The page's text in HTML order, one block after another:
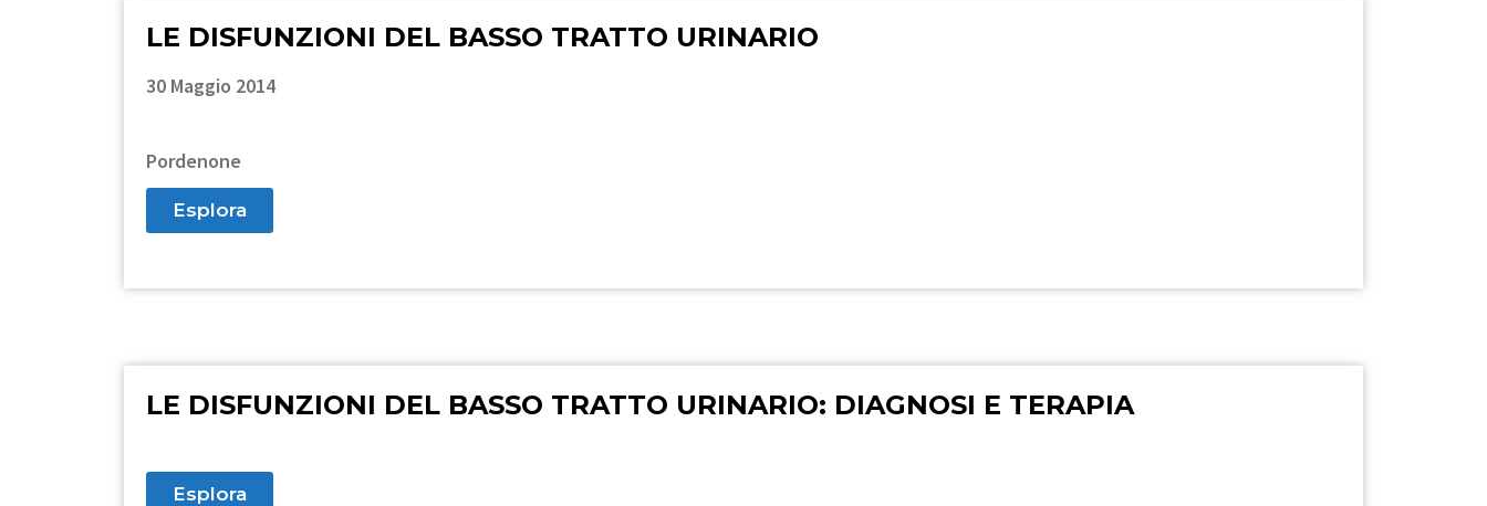
LE DISFUNZIONI DEL BASSO TRATTO URINARIO
30 Maggio 2014
Pordenone
Esplora
LE DISFUNZIONI DEL BASSO TRATTO URINARIO: DIAGNOSI E TERAPIA
Esplora